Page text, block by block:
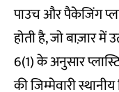
पाउच और पैकेजिंग
होती है, जो बाज़ार में
6(1) के अनुसार
की जिम्मेवारी